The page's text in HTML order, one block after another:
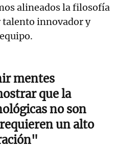
alineados la filosofía
talento innovador y
mentes
que la
no son
un alto